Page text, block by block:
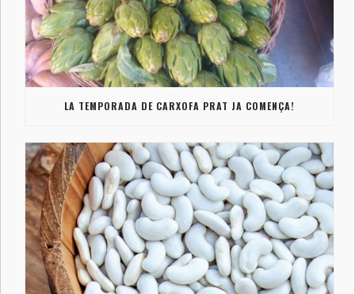
LA TEMPORADA DE CARXOFA PRAT JA COMENÇA!